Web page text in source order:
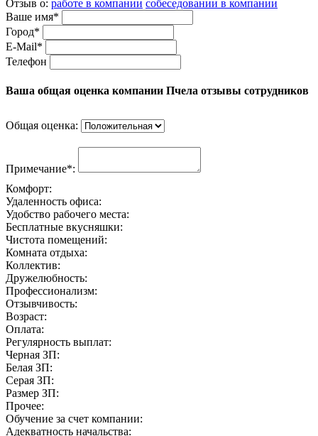
Отзыв о: работе в компании собеседовании в компании
Ваше имя*
Город*
E-Mail*
Телефон
Ваша общая оценка компании Пчела отзывы сотрудников
Общая оценка:
Примечание*:
Комфорт:
Удаленность офиса:
Удобство рабочего места:
Бесплатные вкусняшки:
Чистота помещений:
Комната отдыха:
Коллектив:
Дружелюбность:
Профессионализм:
Отзывчивость:
Возраст:
Оплата:
Регулярность выплат:
Черная ЗП:
Белая ЗП:
Серая ЗП:
Размер ЗП:
Прочее:
Обучение за счет компании:
Адекватность начальства: